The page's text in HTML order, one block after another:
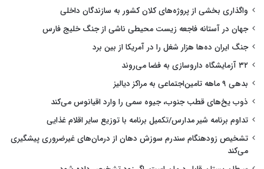
واگذاری بخشی از پروژه‌های کلان کشور به سازندگان داخلی
جهان در آستانه فاجعه زیست محیطی ناشی از جنگ خلیج فارس
جنگ ایران ده‌ها هزار شغل را در آمریکا از بین برد
۳۲ آزمایشگاه داروسازی به فضا می‌روند
بدهی ۹ ماهه تامین‌اجتماعی به مراکز دیالیز
ذوب یخ‌های قطب جنوب، جیوه سمی را وارد اقیانوس می‌کند
تداوم برنامه شیر مدارس/تکمیل برنامه با توزیع سایر اقلام غذایی
تشخیص زودهنگام سندرم سوزش دهان از درمان‌های غیرضروری پیشگیری
می‌کند